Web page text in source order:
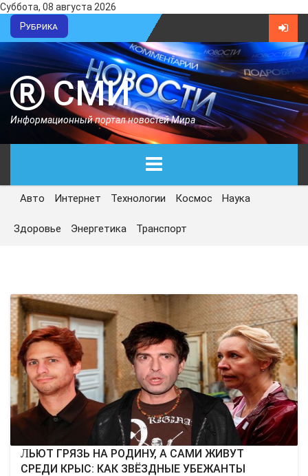
Суббота, 08 августа 2026
Рубрика
СМИ
Информационный портал новостей Мира
ГЛАВНАЯ
СЕГОДНЯ
ЭКОНОМИКА
КУЛЬТУРА
СПОРТ
ВОЕННЫЕ ДЕЙСТВИЯ
ПРОИСШЕСТВИЯ
Авто Интернет Технологии Космос Наука
Здоровье Энергетика Транспорт
ЛЬЮТ ГРЯЗЬ НА РОДИНУ, А САМИ ЖИВУТ
СРЕДИ КРЫС: КАК ЗВЁЗДНЫЕ УБЕЖАНТЫ